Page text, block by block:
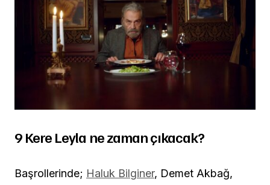
9 Kere Leyla ne zaman çıkacak?
Başrollerinde; Haluk Bilginer, Demet Akbağ,